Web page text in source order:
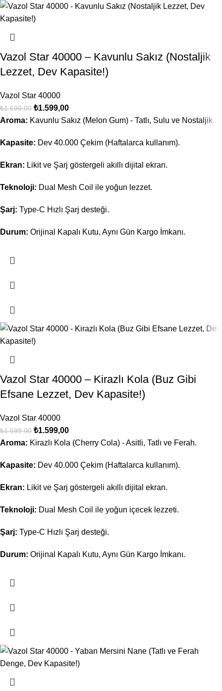
Vazol Star 40000 – Kavunlu Sakız (Nostaljik
Lezzet, Dev Kapasite!)
Vazol Star 40000
₺1.699,00 ₺1.599,00
Aroma: Kavunlu Sakız (Melon Gum) - Tatlı, Sulu ve Nostaljik.
Kapasite: Dev 40.000 Çekim (Haftalarca kullanım).
Ekran: Likit ve Şarj göstergeli akıllı dijital ekran.
Teknoloji: Dual Mesh Coil ile yoğun lezzet.
Şarj: Type-C Hızlı Şarj desteği.
Durum: Orijinal Kapalı Kutu, Aynı Gün Kargo İmkanı.
Vazol Star 40000 – Kirazlı Kola (Buz Gibi
Efsane Lezzet, Dev Kapasite!)
Vazol Star 40000
₺1.699,00 ₺1.599,00
Aroma: Kirazlı Kola (Cherry Cola) - Asitli, Tatlı ve Ferah.
Kapasite: Dev 40.000 Çekim (Haftalarca kullanım).
Ekran: Likit ve Şarj göstergeli akıllı dijital ekran.
Teknoloji: Dual Mesh Coil ile yoğun içecek lezzeti.
Şarj: Type-C Hızlı Şarj desteği.
Durum: Orijinal Kapalı Kutu, Aynı Gün Kargo İmkanı.